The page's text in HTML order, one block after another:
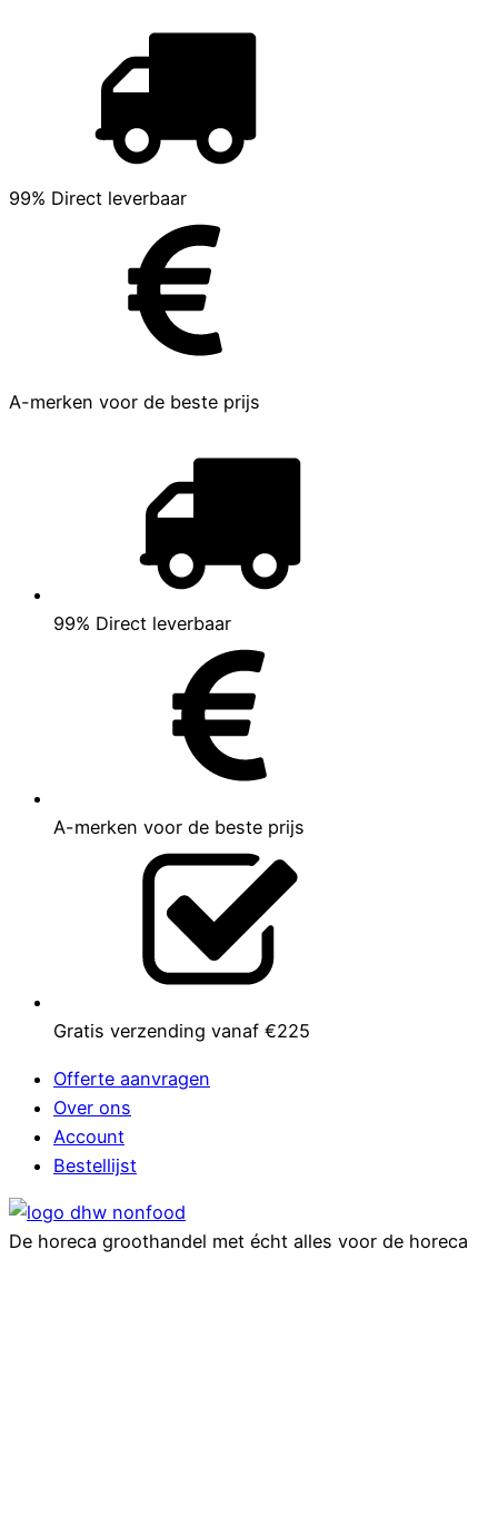
99% Direct leverbaar
A-merken voor de beste prijs
99% Direct leverbaar
A-merken voor de beste prijs
Gratis verzending vanaf €225
Offerte aanvragen
Over ons
Account
Bestellijst
De horeca groothandel met écht alles voor de horeca